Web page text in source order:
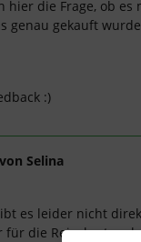
hier die Frage, ob es
genau gekauft
:)
Selina
es leider nicht
die